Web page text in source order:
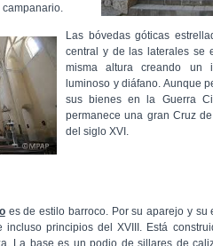
campanario.
Las bóvedas góticas
central y de las laterales se
misma altura creando un
luminoso y diáfano. Aunque
sus bienes en la Guerra
permanece una gran Cruz
del siglo XVI.
es de estilo barroco. Por su aparejo y su
principios del XVIII. Está